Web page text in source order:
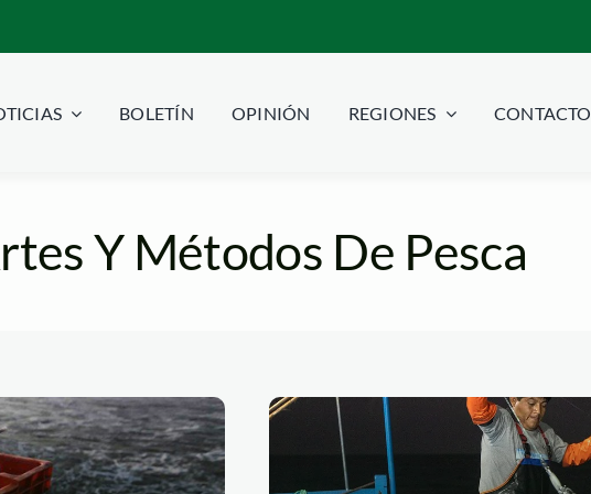
BOLETÍN OPINIÓN REGIONES CONTACTO
Y Métodos De Pesca